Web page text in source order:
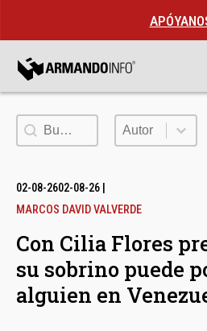
Buscar Autor
Autor
02-08-2602-08-26
MARCOS DAVID VALVERDE
Con Cilia Flores
su sobrino puede
alguien en